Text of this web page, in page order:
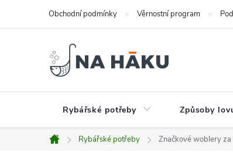
Obchodní podmínky Věrnostní program
Rybářské potřeby Způsoby
Domů
Rybářské potřeby Značkové woblery za